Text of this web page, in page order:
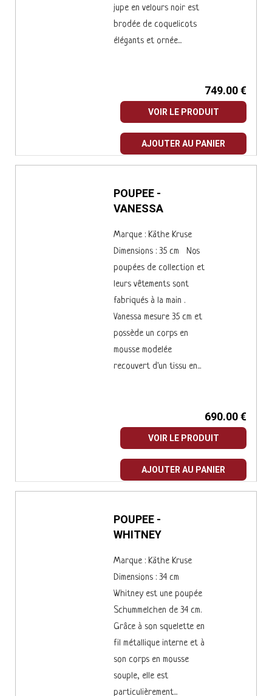
jupe en velours noir est
brodée de coquelicots
élégants et ornée...
749.00 €
VOIR LE PRODUIT
AJOUTER AU PANIER
POUPEE -
VANESSA
Marque : Käthe Kruse
Dimensions : 35 cm Nos
poupées de collection et
leurs vêtements sont
fabriqués à la main .
Vanessa mesure 35 cm et
possède un corps en
mousse modelée
recouvert d'un tissu en...
690.00 €
VOIR LE PRODUIT
AJOUTER AU PANIER
POUPEE -
WHITNEY
Marque : Käthe Kruse
Dimensions : 34 cm
Whitney est une poupée
Schummelchen de 34 cm.
Grâce à son squelette en
fil métallique interne et à
son corps en mousse
souple, elle est
particulièrement...